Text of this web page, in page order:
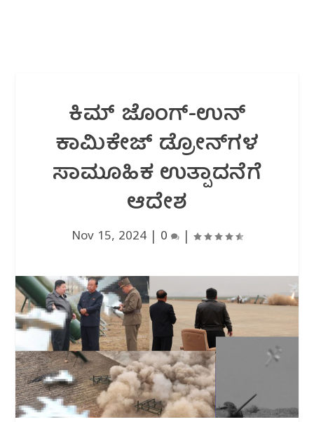
ಕಿಮ್ ಜೊಂಗ್-ಉನ್
ಕಾಮಿಕೇಜ್ ಡ್ರೋನ್‌ಗಳ
ಸಾಮೂಹಿಕ ಉತ್ಪಾದನೆಗೆ
ಆದೇಶ
Nov 15, 2024 0